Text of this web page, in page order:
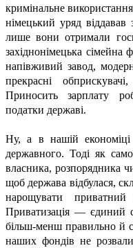
кримінальне
німецький уряд
лише вони отримали
західнонімецька
напівживий завод,
прекрасні
Приносить зарплату
податки державі.
Ну, а в нашій економіці
державного. Тоді як
власника, розпорядника
щоб держава відбулася,
нарощувати
Приватизація — єдиний
більш-менш правильно й
наших фондів не